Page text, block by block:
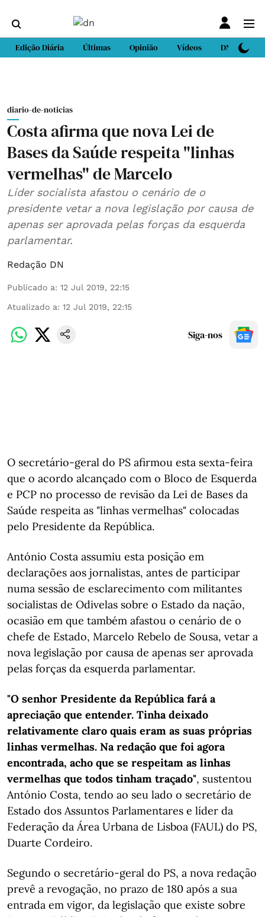
Edição Diária Últimas Opinião Vídeos DN Sport
diario-de-noticias
Costa afirma que nova Lei de
Bases da Saúde respeita "linhas
vermelhas" de Marcelo
Líder socialista afastou o cenário de o
presidente vetar a nova legislação por causa de
apenas ser aprovada pelas forças da esquerda
parlamentar.
Redação DN
Publicado a: 12 Jul 2019, 22:15
Atualizado a: 12 Jul 2019, 22:15
Siga-nos
O secretário-geral do PS afirmou esta sexta-feira
que o acordo alcançado com o Bloco de Esquerda
e PCP no processo de revisão da Lei de Bases da
Saúde respeita as "linhas vermelhas" colocadas
pelo Presidente da República.
António Costa assumiu esta posição em
declarações aos jornalistas, antes de participar
numa sessão de esclarecimento com militantes
socialistas de Odivelas sobre o Estado da nação,
ocasião em que também afastou o cenário de o
chefe de Estado, Marcelo Rebelo de Sousa, vetar a
nova legislação por causa de apenas ser aprovada
pelas forças da esquerda parlamentar.
"O senhor Presidente da República fará a
apreciação que entender. Tinha deixado
relativamente claro quais eram as suas próprias
linhas vermelhas. Na redação que foi agora
encontrada, acho que se respeitam as linhas
vermelhas que todos tinham traçado", sustentou
António Costa, tendo ao seu lado o secretário de
Estado dos Assuntos Parlamentares e líder da
Federação da Área Urbana de Lisboa (FAUL) do PS,
Duarte Cordeiro.
Segundo o secretário-geral do PS, a nova redação
prevê a revogação, no prazo de 180 após a sua
entrada em vigor, da legislação que existe sobre